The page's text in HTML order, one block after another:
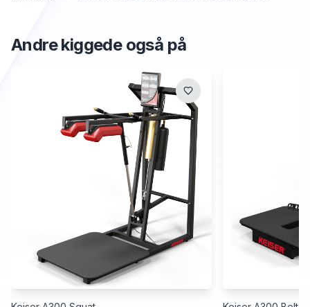
Andre kiggede også på